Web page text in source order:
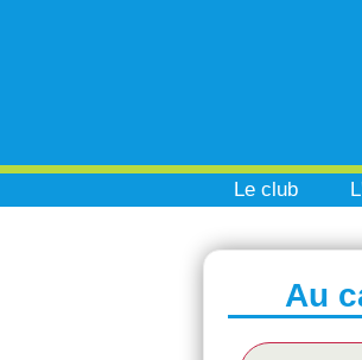
Le club
Au